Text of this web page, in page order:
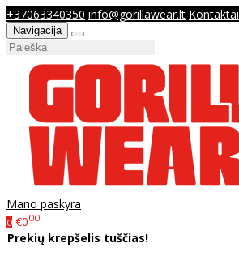
+37063340350 info@gorillawear.lt Kontaktai
Navigacija
Mano paskyra
0 €000
Prekių krepšelis tuščias!